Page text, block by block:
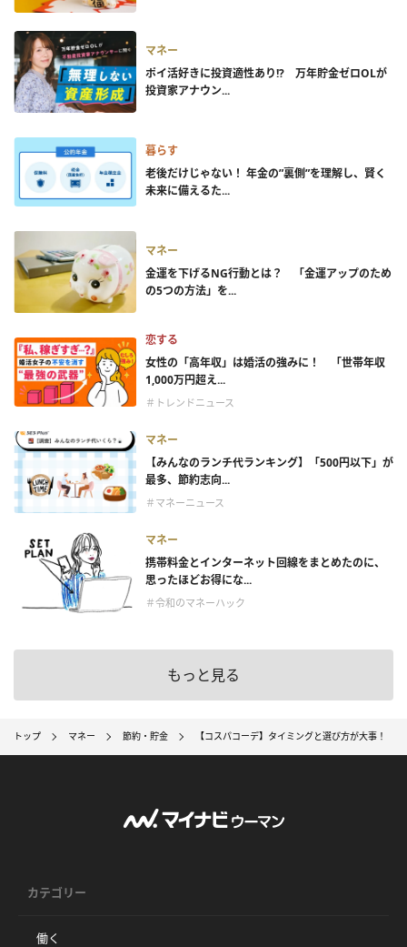
マネー
ポイ活好きに投資適性あり!? 万年貯金ゼロOLが
投資家アナウン...
暮らす
老後だけじゃない！ 年金の”裏側”を理解し、賢く
未来に備えるた...
マネー
金運を下げるNG行動とは？ 「金運アップのため
の5つの方法」を...
恋する
女性の「高年収」は婚活の強みに！ 「世帯年収
1,000万円超え...
＃トレンドニュース
マネー
【みんなのランチ代ランキング】「500円以下」が
最多、節約志向...
＃マネーニュース
マネー
携帯料金とインターネット回線をまとめたのに、
思ったほどお得にな...
＃令和のマネーハック
もっと見る
トップ マネー 節約・貯金 【コスパコーデ】タイミングと選び方が大事！
カテゴリー
働く